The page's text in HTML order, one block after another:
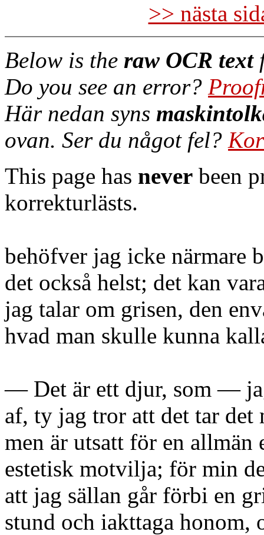
>> nästa
Below is the raw OCR text
Do you see an error?
Här nedan syns
ovan. Ser du något fel?
This page has never been
korrekturlästs.
behöfver jag icke närmare
det också helst; det kan
jag talar om grisen, den
hvad man skulle kunna
— Det är ett djur, som —
af, ty jag tror att det tar
men är utsatt för en allmän
estetisk motvilja; för min
att jag sällan går förbi en
stund och iakttaga honom,